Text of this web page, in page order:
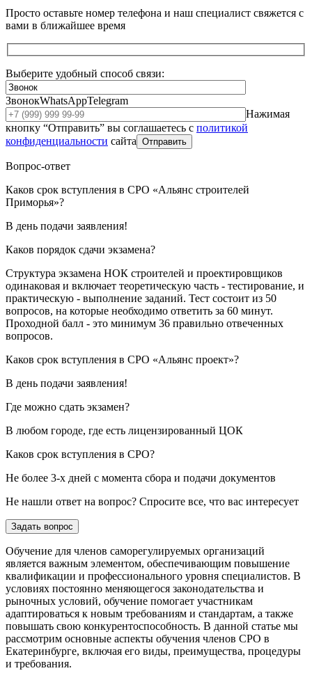
Просто оставьте номер телефона и наш специалист свяжется с
вами в ближайшее время
Выберите удобный способ связи:
ЗвонокWhatsAppTelegram
Нажимая
кнопку “Отправить” вы соглашаетесь с политикой
конфиденциальности сайта Отправить
Вопрос-ответ
Каков срок вступления в СРО «Альянс строителей
Приморья»?
В день подачи заявления!
Каков порядок сдачи экзамена?
Структура экзамена НОК строителей и проектировщиков
одинаковая и включает теоретическую часть - тестирование, и
практическую - выполнение заданий. Тест состоит из 50
вопросов, на которые необходимо ответить за 60 минут.
Проходной балл - это минимум 36 правильно отвеченных
вопросов.
Каков срок вступления в СРО «Альянс проект»?
В день подачи заявления!
Где можно сдать экзамен?
В любом городе, где есть лицензированный ЦОК
Каков срок вступления в СРО?
Не более 3-х дней с момента сбора и подачи документов
Не нашли ответ на вопрос? Спросите все, что вас интересует
Задать вопрос
Обучение для членов саморегулируемых организаций
является важным элементом, обеспечивающим повышение
квалификации и профессионального уровня специалистов. В
условиях постоянно меняющегося законодательства и
рыночных условий, обучение помогает участникам
адаптироваться к новым требованиям и стандартам, а также
повышать свою конкурентоспособность. В данной статье мы
рассмотрим основные аспекты обучения членов СРО в
Екатеринбурге, включая его виды, преимущества, процедуры
и требования.